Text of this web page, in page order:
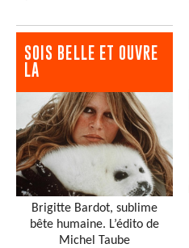
SOIS BELLE ET OUVRE
LA
Brigitte Bardot, sublime
bête humaine. L’édito de
Michel Taube